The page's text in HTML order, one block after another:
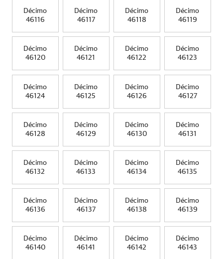
Décimo
46116
Décimo
46117
Décimo
46118
Décimo
46119
Décimo
46120
Décimo
46121
Décimo
46122
Décimo
46123
Décimo
46124
Décimo
46125
Décimo
46126
Décimo
46127
Décimo
46128
Décimo
46129
Décimo
46130
Décimo
46131
Décimo
46132
Décimo
46133
Décimo
46134
Décimo
46135
Décimo
46136
Décimo
46137
Décimo
46138
Décimo
46139
Décimo
46140
Décimo
46141
Décimo
46142
Décimo
46143